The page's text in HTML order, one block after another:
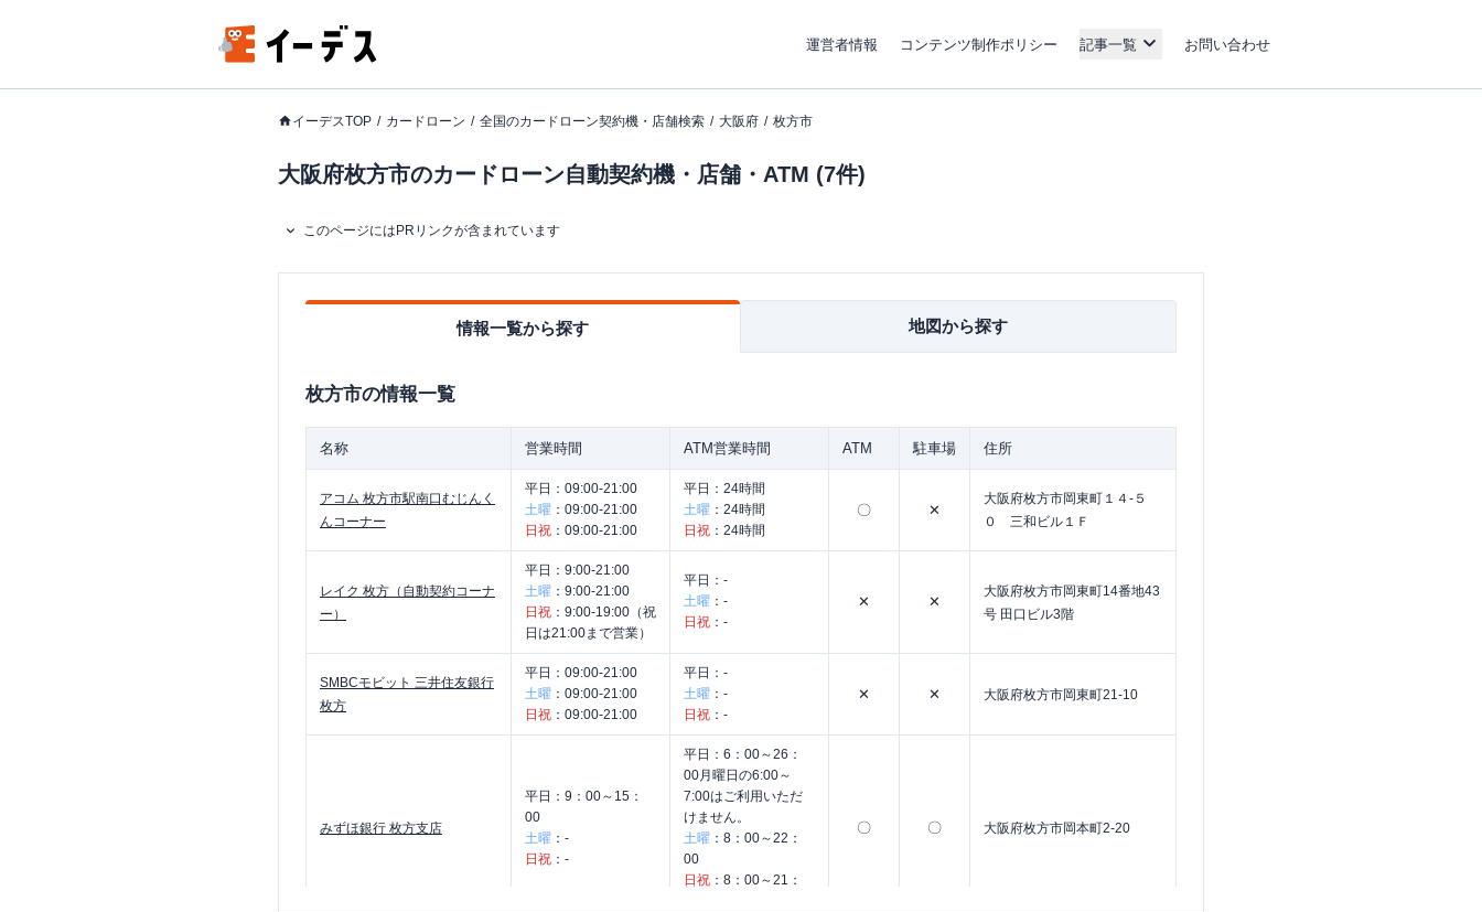
運営者情報 コンテンツ制作ポリシー 記事一覧 お問い合わせ
イーデスTOP カードローン 全国のカードローン契約機・店舗検索 大阪府 枚方市
大阪府枚方市のカードローン自動契約機・店舗・ATM (7件)
このページにはPRリンクが含まれています
情報一覧から探す 地図から探す
枚方市の情報一覧
名称 営業時間 ATM営業時間 ATM 駐車場 住所
アコム 枚方市駅南口むじんく
んコーナー
平日： 09:00-21:00
土曜 ： 09:00-21:00
日祝 ： 09:00-21:00
平日： 24時間
土曜 ： 24時間
日祝 ： 24時間
〇 ✕
大阪府枚方市岡東町１４-５
０ 三和ビル１Ｆ
レイク 枚方（自動契約コーナ
ー）
平日： 9:00-21:00
土曜 ： 9:00-21:00
日祝 ： 9:00-19:00（祝
日は21:00まで営業）
平日： -
土曜 ： -
日祝 ： -
✕ ✕
大阪府枚方市岡東町14番地43
号 田口ビル3階
SMBCモビット 三井住友銀行
枚方
平日： 09:00-21:00
土曜 ： 09:00-21:00
日祝 ： 09:00-21:00
平日： -
土曜 ： -
日祝 ： -
✕ ✕ 大阪府枚方市岡東町21-10
みずほ銀行 枚方支店
平日： 9：00～15：
00
土曜 ： -
日祝 ： -
平日： 6：00～26：
00月曜日の6:00～
7:00はご利用いただ
けません。
土曜 ： 8：00～22：
00
日祝 ： 8：00～21：
〇 〇 大阪府枚方市岡本町2-20